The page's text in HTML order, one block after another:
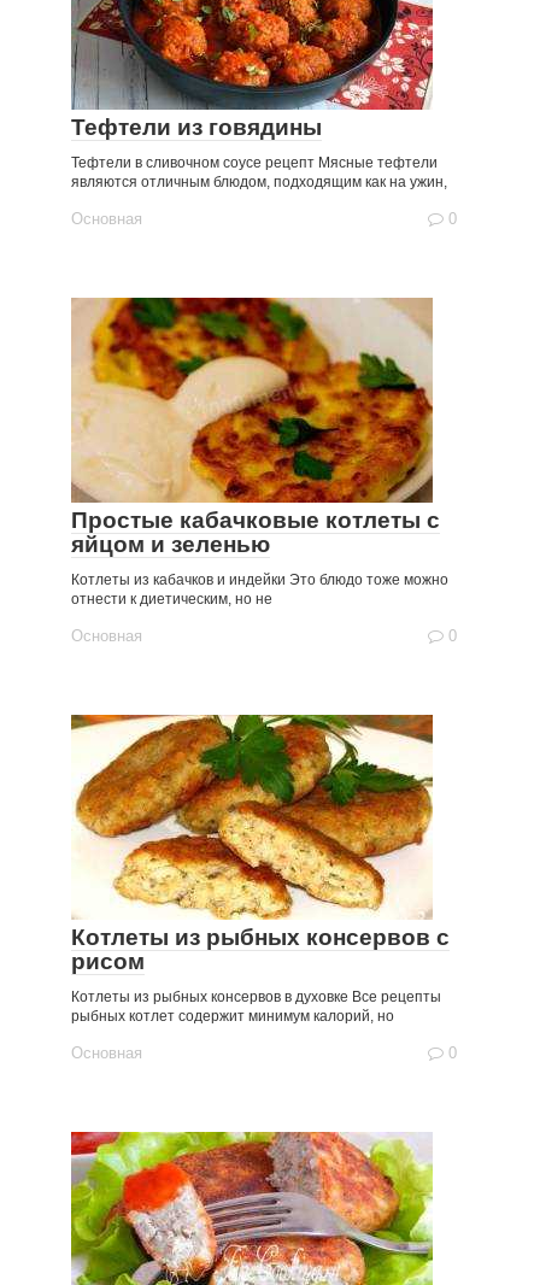
Тефтели из говядины
Тефтели в сливочном соусе рецепт Мясные тефтели
являются отличным блюдом, подходящим как на ужин,
Основная 0
Простые кабачковые котлеты с
яйцом и зеленью
Котлеты из кабачков и индейки Это блюдо тоже можно
отнести к диетическим, но не
Основная 0
Котлеты из рыбных консервов с
рисом
Котлеты из рыбных консервов в духовке Все рецепты
рыбных котлет содержит минимум калорий, но
Основная 0